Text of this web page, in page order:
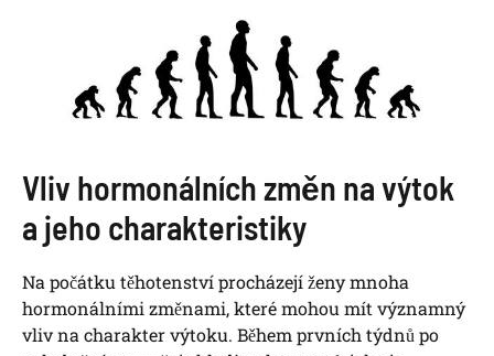
Vliv hormonálních změn na výtok
a jeho charakteristiky
Na počátku těhotenství procházejí ženy mnoha
hormonálními změnami, které mohou mít významný
vliv na charakter výtoku. Během prvních týdnů po